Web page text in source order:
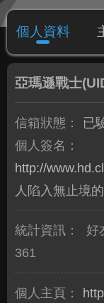
個人資料
亞瑪遜戰士
信箱狀態：
已
個人簽名：
http://
人陷入無止境
統計資訊： 好
361
個人主頁：